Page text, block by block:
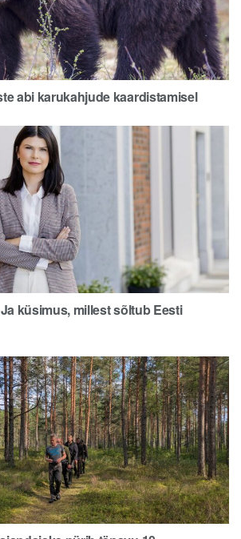
abi karukahjude kaardistamisel
küsimus, millest sõltub Eesti